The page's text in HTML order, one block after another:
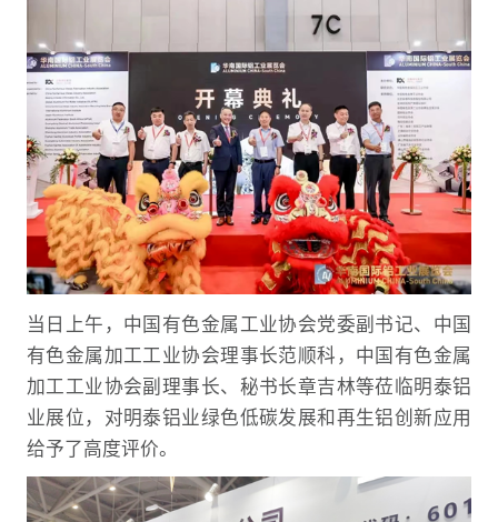
当日上午，中国有色金属工业协会党委副书记、中国
有色金属加工工业协会理事长范顺科，中国有色金属
加工工业协会副理事长、秘书长章吉林等莅临明泰铝
业展位，对明泰铝业绿色低碳发展和再生铝创新应用
给予了高度评价。